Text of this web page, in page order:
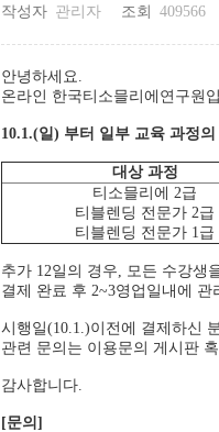
작성자 관리자 조회 409566
안녕하세요.
온라인 한국티소믈리에연구원
10.1.(일) 부터 일부 교육 과정
대상 과정
티소믈리에 2급
티블렌딩 전문가 2급
티블렌딩 전문가 1급
추가 12일의 경우, 모든 수강생
결제 완료 후 2~3영업일내에
시행일(10.1.)이전에 결제하신
관련 문의는 이용문의 게시판
감사합니다.
[문의]